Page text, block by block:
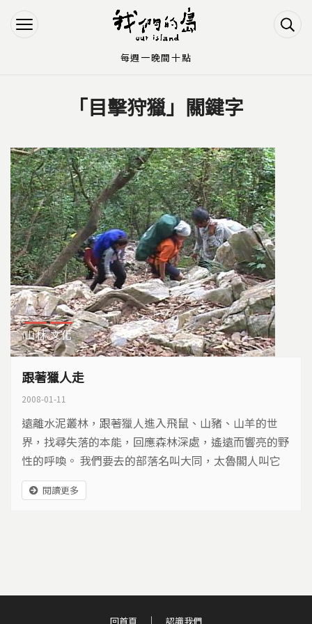
Jump to Navigation
Jump to Main content
「目擊狩獵」關鍵字
山林 文化
跟著獵人走
2008-01-11
遠離水泥叢林，跟著獵人進入飛鼠、山豬、山羊的世
界，找尋失落的本能，回應森林深處，遙遠而響亮的野
性的呼喚。 我們要去的部落名叫大同，太魯閣人叫它
砂卡噹（斯卡檔），它位在立霧溪北岸海拔八百公尺的
山上。對我來說，大同一直是一個很遠又很近的地方，
閱讀更多
回首頁 認識我們
每週一晚間十點